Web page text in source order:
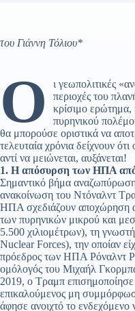
του Γιάννη Τόλιου*
Ο
ι γεωπολιτικές
περιοχές του
κρίσιμο ερώτημα,
πυρηνικού
θα μπορούσε οριστικά να
τελευταία χρόνια δείχνουν
αντί να μειώνεται, αυξάνεται!
1. Η απόσυρση των ΗΠΑ
Σημαντικό βήμα
ανακοίνωση του Ντόναλντ
ΗΠΑ σχεδιάζουν αποχώρηση
των πυρηνικών μικρού και
5.500 χιλιομέτρων), τη
Nuclear Forces), την οποίαν
πρόεδρος των ΗΠΑ Ρόναλντ
ομόλογός του Μιχαήλ
2019, ο Τραμπ
επικαλούμενος μη
άφησε ανοιχτό το